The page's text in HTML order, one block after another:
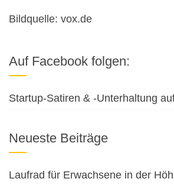
Bildquelle: vox.de
Auf Facebook folgen:
Startup-Satiren & -Unterhaltung
Neueste Beiträge
Laufrad für Erwachsene in der